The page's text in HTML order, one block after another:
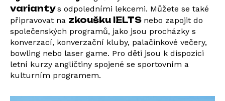
variantys odpoledními lekcemi. Můžete se také
připravovat na zkoušku IELTS nebo zapojit do
společenských programů, jako jsou procházky s
konverzací, konverzační kluby, palačinkové večery,
bowling nebo laser game. Pro děti jsou k dispozici
letní kurzy angličtiny spojené se sportovním a
kulturním programem.